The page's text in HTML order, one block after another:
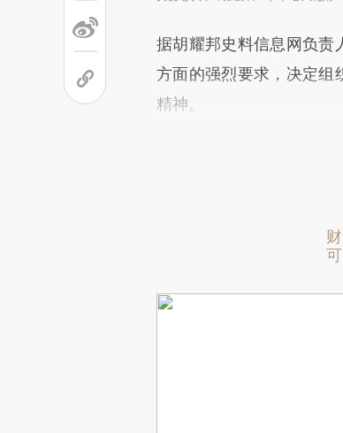
据胡耀邦史料信息网负责
方面的强烈要求，决定组
精神。